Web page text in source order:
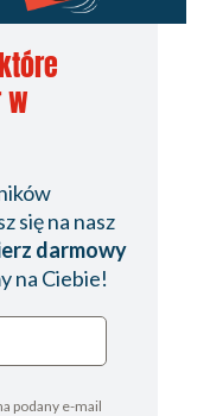
w
się na nasz
darmowy
na Ciebie!
podany e-mail